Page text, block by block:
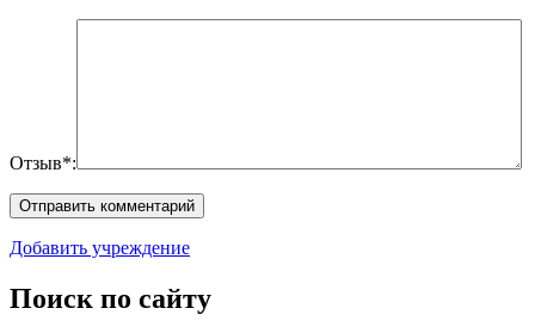
Отзыв*:
Добавить учреждение
Поиск по сайту